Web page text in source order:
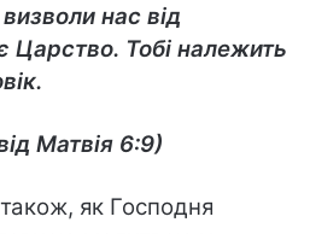
нас від
Царство. Тобі належить
Матвія 6:9)
як Господня